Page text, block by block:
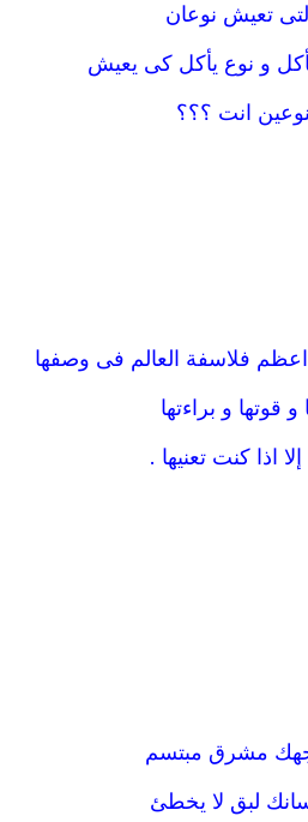
تعيش نوعان
و نوع يأكل كى يعيش
انت ؟؟؟
فلاسفة العالم فى وصفها
قوتها و براءتها
اذا كنت تعنيها .
مشرق مبتسم
لبق لا يخطئ